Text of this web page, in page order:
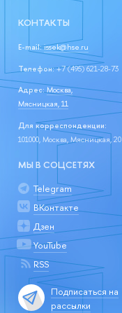
КОНТАКТЫ
E-mail:issek@hse.ru
Телефон:+7 (495) 621-28-73
Адрес: Москва,
Мясницкая, 11
Для корреспонденции:
101000, Москва, Мясницкая, 20
МЫ В СОЦСЕТЯХ
Telegram
ВКонтакте
Дзен
YouTube
RSS
Подписаться на
рассылки